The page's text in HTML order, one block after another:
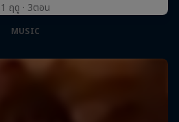
1 ฤดู · 3ตอน
MUSIC